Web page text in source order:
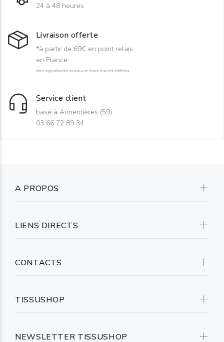
24 à 48 heures
Livraison offerte
*à partir de 69€ en point relais
en France
hors suppléments rouleaux et zones d'accès difficiles
Service client
basé à Armentières (59)
03 66 72 89 34
NEWSLETTER TISSUSHOP
A PROPOS
LIENS DIRECTS
CONTACTS
TISSUSHOP